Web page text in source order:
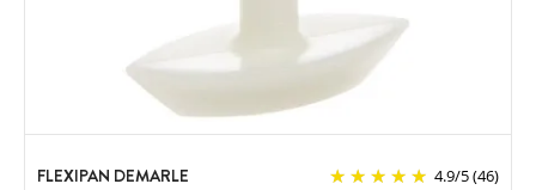
FLEXIPAN DEMARLE 4.9/5(46)